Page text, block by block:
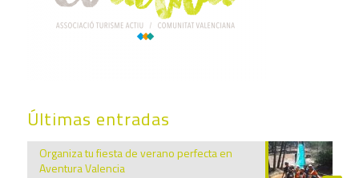
Últimas entradas
Organiza tu fiesta de verano perfecta en
Aventura Valencia